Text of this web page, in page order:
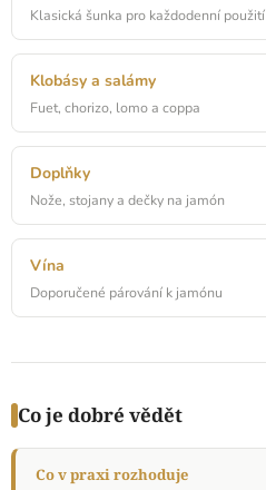
Klasická šunka pro každodenní použití
Klobásy a salámy
Fuet, chorizo, lomo a coppa
Doplňky
Nože, stojany a dečky na jamón
Vína
Doporučené párování k jamónu
Co je dobré vědět
Co v praxi rozhoduje